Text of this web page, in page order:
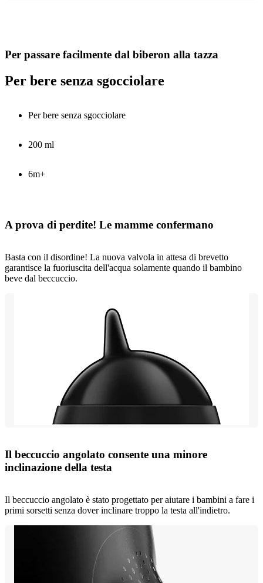
Per passare facilmente dal biberon alla tazza
Per bere senza sgocciolare
Per bere senza sgocciolare
200 ml
6m+
A prova di perdite! Le mamme confermano
Basta con il disordine! La nuova valvola in attesa di brevetto
garantisce la fuoriuscita dell'acqua solamente quando il bambino
beve dal beccuccio.
Il beccuccio angolato consente una minore
inclinazione della testa
Il beccuccio angolato è stato progettato per aiutare i bambini a fare i
primi sorsetti senza dover inclinare troppo la testa all'indietro.